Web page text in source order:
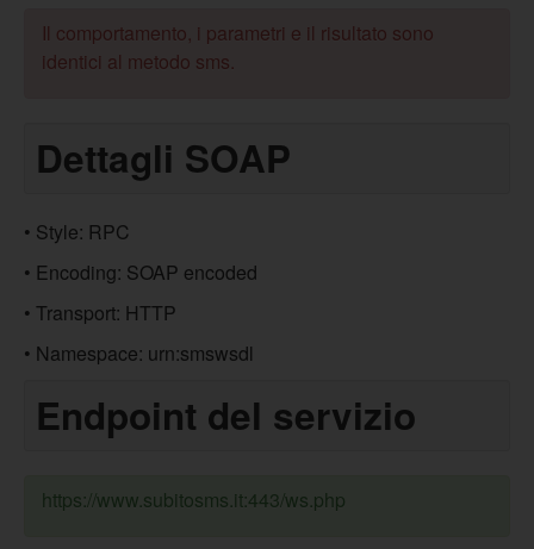
Il comportamento, i parametri e il risultato sono
identici al metodo sms.
Dettagli SOAP
• Style: RPC
• Encoding: SOAP encoded
• Transport: HTTP
• Namespace: urn:smswsdl
Endpoint del servizio
https://www.subitosms.it:443/ws.php